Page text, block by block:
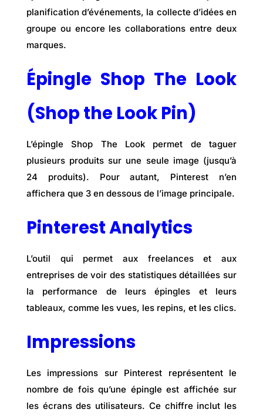
planification d’événements, la collecte d’idées en
groupe ou encore les collaborations entre deux
marques.
Épingle Shop The Look
(Shop the Look Pin)
L’épingle Shop The Look permet de taguer
plusieurs produits sur une seule image (jusqu’à
24 produits). Pour autant, Pinterest n’en
affichera que 3 en dessous de l’image principale.
Pinterest Analytics
L’outil qui permet aux freelances et aux
entreprises de voir des statistiques détaillées sur
la performance de leurs épingles et leurs
tableaux, comme les vues, les repins, et les clics.
Impressions
Les impressions sur Pinterest représentent le
nombre de fois qu’une épingle est affichée sur
les écrans des utilisateurs. Ce chiffre inclut les